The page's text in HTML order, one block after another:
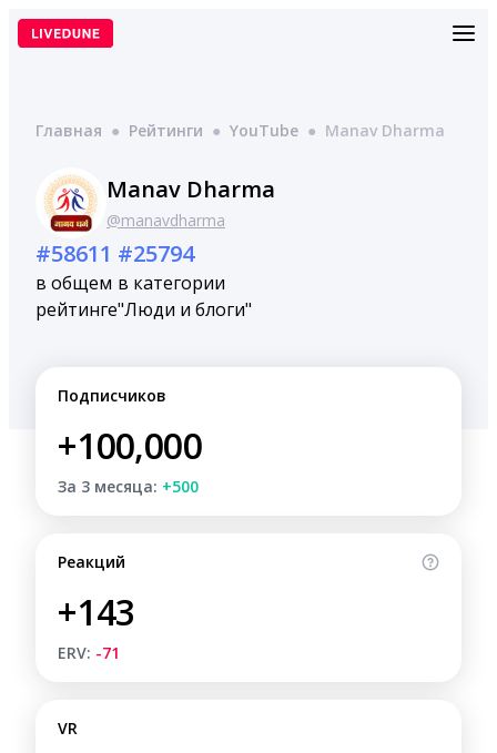
Перейти
Главная ● Рейтинги ● YouTube ● Manav Dharma
Manav Dharma
@manavdharma
#58611
в общем
рейтинге
#25794
в категории
"Люди и блоги"
Подписчиков
+100,000
За 3 месяца: +500
Реакций
+143
ERV: -71
VR